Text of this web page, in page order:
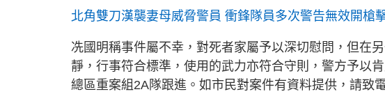
北角雙刀漢襲妻母威脅警員 衝鋒隊員多次警告無效開槍
冼國明稱事件屬不幸，對死者家屬予以深切慰問，但在
靜，行事符合標準，使用的武力亦符合守則，警方予以
總區重案組2A隊跟進。如市民對案件有資料提供，請致